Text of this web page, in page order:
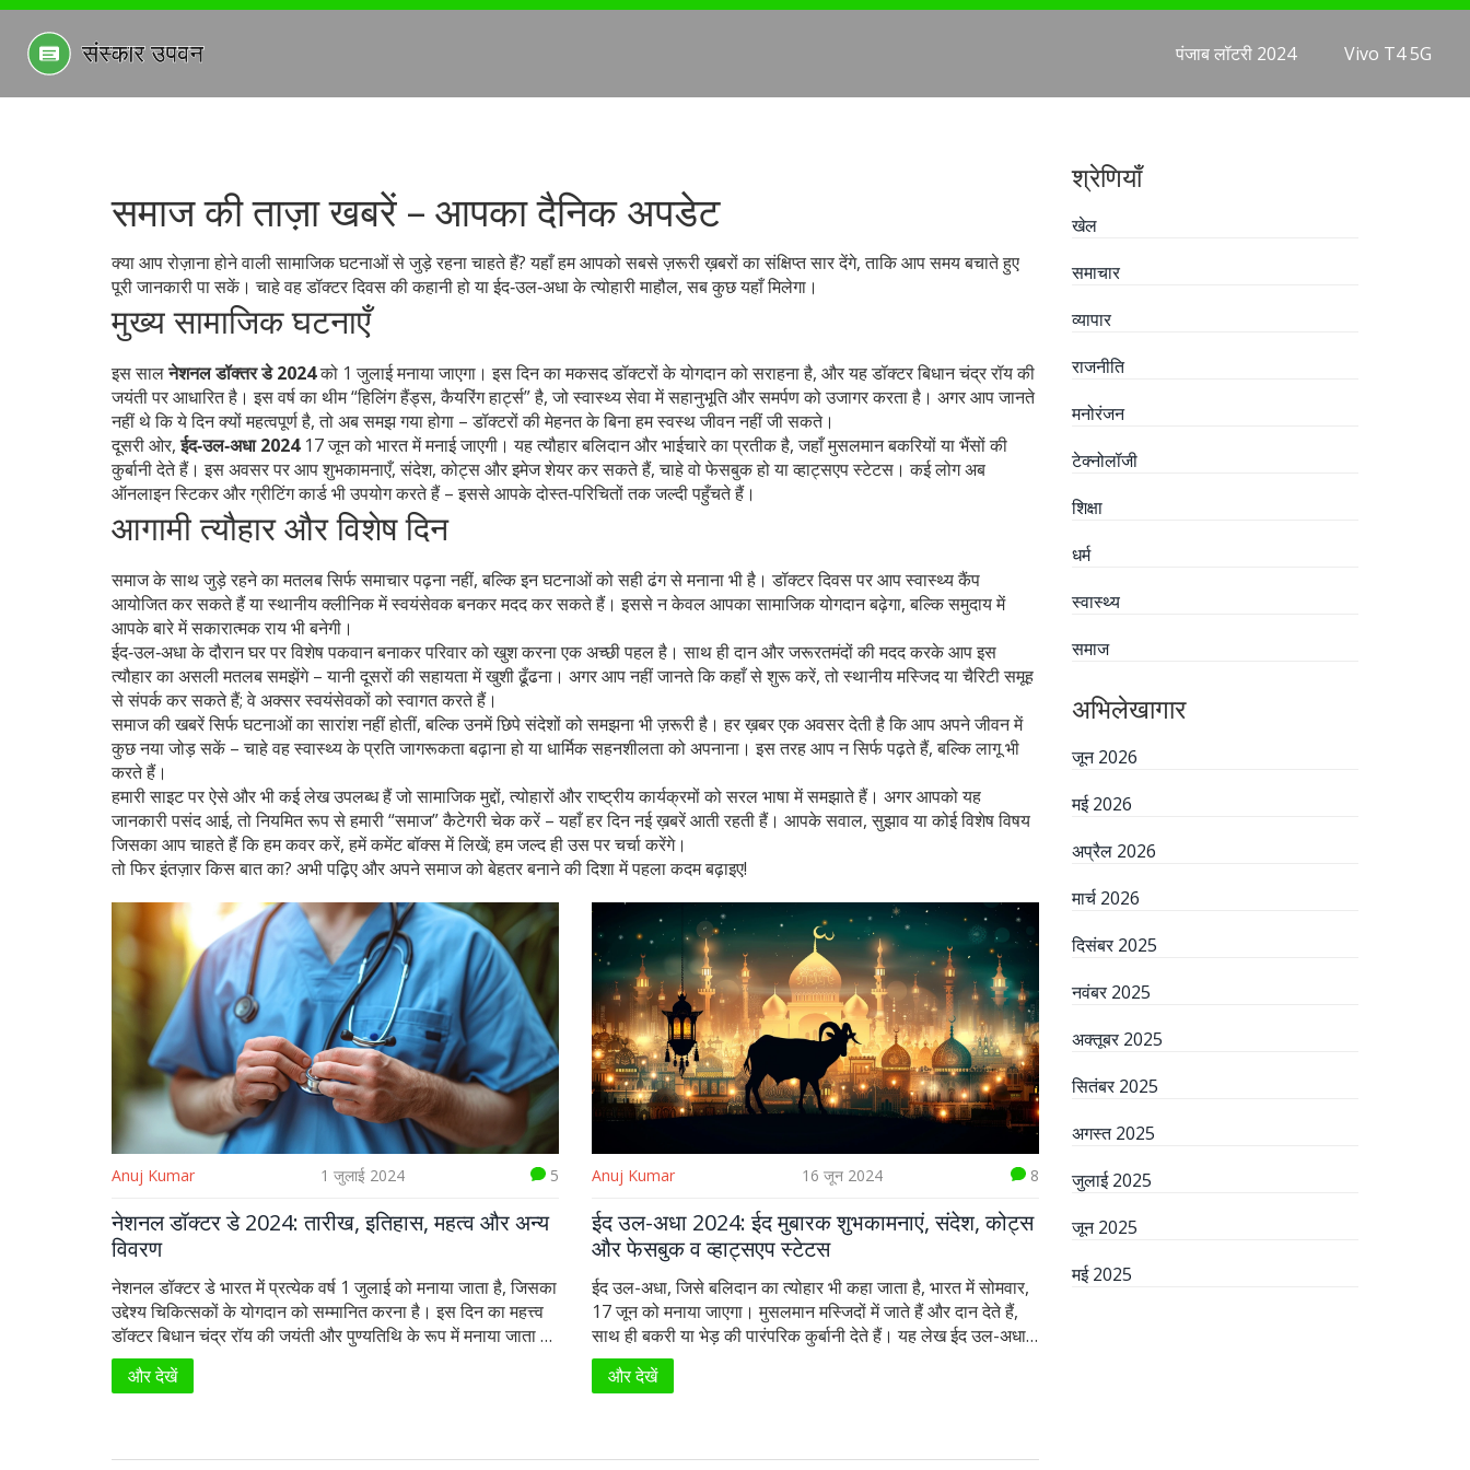
पंजाब लॉटरी 2024 Vivo T4 5G
समाज की ताज़ा खबरें – आपका दैनिक अपडेट
क्या आप रोज़ाना होने वाली सामाजिक घटनाओं से जुड़े रहना चाहते हैं? यहाँ हम आपको सबसे ज़रूरी ख़बरों का संक्षिप्त सार देंगे, ताकि आप समय बचाते हुए
पूरी जानकारी पा सकें। चाहे वह डॉक्टर दिवस की कहानी हो या ईद‑उल‑अधा के त्योहारी माहौल, सब कुछ यहाँ मिलेगा।
मुख्य सामाजिक घटनाएँ
इस सालनेशनल डॉक्तर डे 2024को 1 जुलाई मनाया जाएगा। इस दिन का मकसद डॉक्टरों के योगदान को सराहना है, और यह डॉक्टर बिधान चंद्र रॉय की
जयंती पर आधारित है। इस वर्ष का थीम “हिलिंग हैंड्स, कैयरिंग हार्ट्स” है, जो स्वास्थ्य सेवा में सहानुभूति और समर्पण को उजागर करता है। अगर आप जानते
नहीं थे कि ये दिन क्यों महत्वपूर्ण है, तो अब समझ गया होगा – डॉक्टरों की मेहनत के बिना हम स्वस्थ जीवन नहीं जी सकते।
दूसरी ओर,ईद‑उल‑अधा 202417 जून को भारत में मनाई जाएगी। यह त्यौहार बलिदान और भाईचारे का प्रतीक है, जहाँ मुसलमान बकरियों या भैंसों की
कुर्बानी देते हैं। इस अवसर पर आप शुभकामनाएँ, संदेश, कोट्स और इमेज शेयर कर सकते हैं, चाहे वो फेसबुक हो या व्हाट्सएप स्टेटस। कई लोग अब
ऑनलाइन स्टिकर और ग्रीटिंग कार्ड भी उपयोग करते हैं – इससे आपके दोस्त‑परिचितों तक जल्दी पहुँचते हैं।
आगामी त्यौहार और विशेष दिन
समाज के साथ जुड़े रहने का मतलब सिर्फ समाचार पढ़ना नहीं, बल्कि इन घटनाओं को सही ढंग से मनाना भी है। डॉक्टर दिवस पर आप स्वास्थ्य कैंप
आयोजित कर सकते हैं या स्थानीय क्लीनिक में स्वयंसेवक बनकर मदद कर सकते हैं। इससे न केवल आपका सामाजिक योगदान बढ़ेगा, बल्कि समुदाय में
आपके बारे में सकारात्मक राय भी बनेगी।
ईद‑उल‑अधा के दौरान घर पर विशेष पकवान बनाकर परिवार को खुश करना एक अच्छी पहल है। साथ ही दान और जरूरतमंदों की मदद करके आप इस
त्यौहार का असली मतलब समझेंगे – यानी दूसरों की सहायता में खुशी ढूँढना। अगर आप नहीं जानते कि कहाँ से शुरू करें, तो स्थानीय मस्जिद या चैरिटी समूह
से संपर्क कर सकते हैं; वे अक्सर स्वयंसेवकों को स्वागत करते हैं।
समाज की खबरें सिर्फ घटनाओं का सारांश नहीं होतीं, बल्कि उनमें छिपे संदेशों को समझना भी ज़रूरी है। हर ख़बर एक अवसर देती है कि आप अपने जीवन में
कुछ नया जोड़ सकें – चाहे वह स्वास्थ्य के प्रति जागरूकता बढ़ाना हो या धार्मिक सहनशीलता को अपनाना। इस तरह आप न सिर्फ पढ़ते हैं, बल्कि लागू भी
करते हैं।
हमारी साइट पर ऐसे और भी कई लेख उपलब्ध हैं जो सामाजिक मुद्दों, त्योहारों और राष्ट्रीय कार्यक्रमों को सरल भाषा में समझाते हैं। अगर आपको यह
जानकारी पसंद आई, तो नियमित रूप से हमारी “समाज” कैटेगरी चेक करें – यहाँ हर दिन नई ख़बरें आती रहती हैं। आपके सवाल, सुझाव या कोई विशेष विषय
जिसका आप चाहते हैं कि हम कवर करें, हमें कमेंट बॉक्स में लिखें; हम जल्द ही उस पर चर्चा करेंगे।
तो फिर इंतज़ार किस बात का? अभी पढ़िए और अपने समाज को बेहतर बनाने की दिशा में पहला कदम बढ़ाइए!
Anuj Kumar 1 जुलाई 2024 5
नेशनल डॉक्टर डे 2024: तारीख, इतिहास, महत्व और अन्य
विवरण
नेशनल डॉक्टर डे भारत में प्रत्येक वर्ष 1 जुलाई को मनाया जाता है, जिसका
उद्देश्य चिकित्सकों के योगदान को सम्मानित करना है। इस दिन का महत्त्व
डॉक्टर बिधान चंद्र रॉय की जयंती और पुण्यतिथि के रूप में मनाया जाता है,
जिन्होंने चिकित्सा क्षेत्र में महत्वपूर्ण योगदान दिया है। इस वर्ष का विषय
'हीलिंग हैंड्स, केयरिंग हर्ट्स' है।
और देखें
Anuj Kumar 16 जून 2024 8
ईद उल-अधा 2024: ईद मुबारक शुभकामनाएं, संदेश, कोट्स
और फेसबुक व व्हाट्सएप स्टेटस
ईद उल-अधा, जिसे बलिदान का त्योहार भी कहा जाता है, भारत में सोमवार,
17 जून को मनाया जाएगा। मुसलमान मस्जिदों में जाते हैं और दान देते हैं,
साथ ही बकरी या भेड़ की पारंपरिक कुर्बानी देते हैं। यह लेख ईद उल-अधा
पर शुभकामनाओं, संदेश, कोट्स, और इमेज शेयर करने के कई तरीके प्रदान
करता है। इसमें फेसबुक और व्हाट्सएप पर उपयोग के लिए विचार भी
और देखें
श्रेणियाँ
खेल
समाचार
व्यापार
राजनीति
मनोरंजन
टेक्नोलॉजी
शिक्षा
धर्म
स्वास्थ्य
समाज
अभिलेखागार
जून 2026
मई 2026
अप्रैल 2026
मार्च 2026
दिसंबर 2025
नवंबर 2025
अक्तूबर 2025
सितंबर 2025
अगस्त 2025
जुलाई 2025
जून 2025
मई 2025